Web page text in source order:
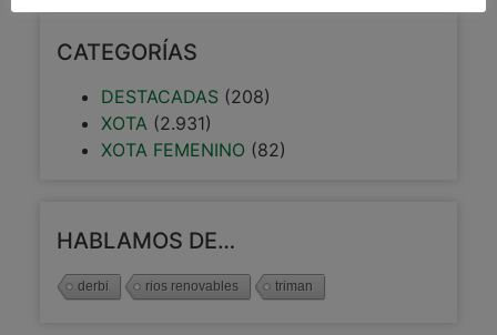
CATEGORÍAS
DESTACADAS (208)
XOTA (2.931)
XOTA FEMENINO (82)
HABLAMOS DE…
derbi rios renovables triman